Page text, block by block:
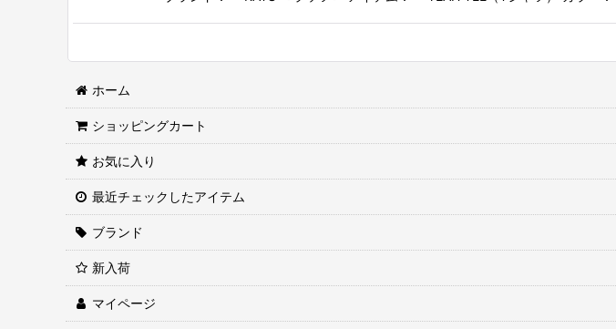
ホーム
ショッピングカート
お気に入り
最近チェックしたアイテム
ブランド
新入荷
マイページ